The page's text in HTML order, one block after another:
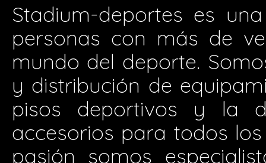
Stadium-deportes es
personas con más de
mundo del deporte.
y distribución de
pisos deportivos y la
accesorios para todos
pasión somos